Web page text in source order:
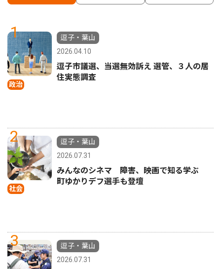
1
政治
逗子・葉山
2026.04.10
逗子市議選、当選無効訴え 選管、３人の居
住実態調査
2
社会
逗子・葉山
2026.07.31
みんなのシネマ 障害、映画で知る学ぶ
町ゆかりデフ選手も登壇
3
逗子・葉山
2026.07.31